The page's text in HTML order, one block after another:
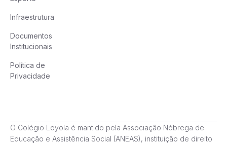
Infraestrutura
Documentos
Institucionais
Política de
Privacidade
O Colégio Loyola é mantido pela Associação Nóbrega de
Educação e Assistência Social (ANEAS), instituição de direito